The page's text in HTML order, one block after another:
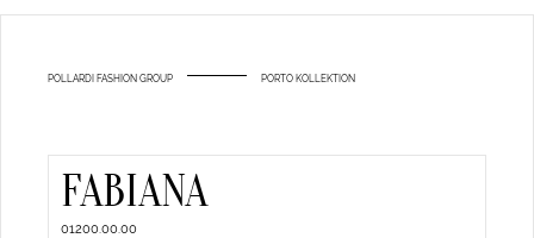
POLLARDI FASHION GROUP PORTO KOLLEKTION
FABIANA
01200.00.00